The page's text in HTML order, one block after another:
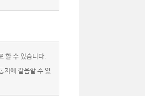
할 수 있습니다.
지에 갈음할 수 있